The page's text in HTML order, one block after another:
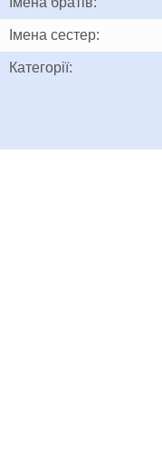
Імена сестер:
Категорії: